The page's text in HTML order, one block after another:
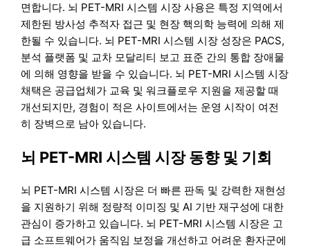
면합니다. 뇌 PET-MRI 시스템 시장 사용은 특정 지역에서
제한된 방사성 추적자 접근 및 현장 핵의학 능력에 의해 제
한될 수 있습니다. 뇌 PET-MRI 시스템 시장 성장은 PACS,
분석 플랫폼 및 교차 모달리티 보고 표준 간의 통합 장애물
에 의해 영향을 받을 수 있습니다. 뇌 PET-MRI 시스템 시장
채택은 공급업체가 교육 및 워크플로우 지원을 제공할 때
개선되지만, 경험이 적은 사이트에서는 운영 시작이 여전
히 장벽으로 남아 있습니다.
뇌 PET-MRI 시스템 시장 동향 및 기회
뇌 PET-MRI 시스템 시장은 더 빠른 판독 및 강력한 재현성
을 지원하기 위해 정량적 이미징 및 AI 기반 재구성에 대한
관심이 증가하고 있습니다. 뇌 PET-MRI 시스템 시장은 고
급 소프트웨어가 움직임 보정을 개선하고 어려운 환자군에